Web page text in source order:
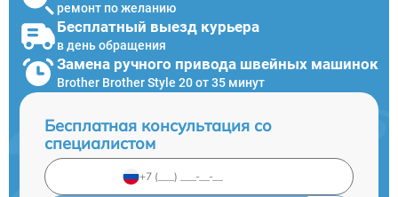
ремонт по желанию
Бесплатный выезд курьера
в день обращения
Замена ручного привода швейных машинок
Brother Brother Style 20 от 35 минут
Бесплатная консультация со
специалистом